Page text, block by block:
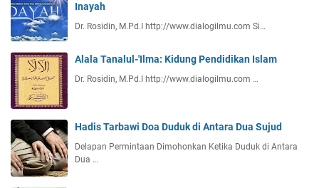
Inayah
Dr. Rosidin, M.Pd.I http://www.dialogilmu.com Si…
Alala Tanalul-'Ilma: Kidung Pendidikan Islam
Dr. Rosidin, M.Pd.I http://www.dialogilmu.com …
Hadis Tarbawi Doa Duduk di Antara Dua Sujud
Delapan Permintaan Dimohonkan Ketika Duduk di Antara
Dua …